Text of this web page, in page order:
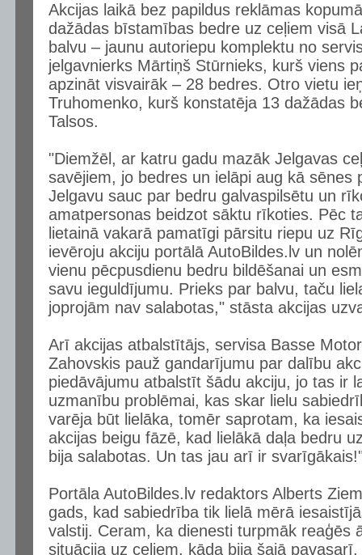
Akcijas laikā bez papildus reklāmas
dažādas bīstamības bedre uz ceļiem visā
balvu – jaunu autoriepu komplektu no
jelgavnierks Mārtiņš Stūrnieks, kurš viens
apzināt visvairāk – 28 bedres. Otro vietu
Truhomenko, kurš konstatēja 13 dažādas
Talsos.
"Diemžēl, ar katru gadu mazāk Jelgavas
savējiem, jo bedres un ielāpi aug kā sēnes
Jelgavu sauc par bedru galvaspilsētu un
amatpersonas beidzot sāktu rīkoties. Pēc
lietainā vakarā pamatīgi pārsitu riepu uz
ievēroju akciju portālā AutoBildes.lv un
vienu pēcpusdienu bedru bildēšanai un
savu ieguldījumu. Prieks par balvu, taču
joprojām nav salabotas," stāsta akcijas
Arī akcijas atbalstītājs, servisa Basse
Zahovskis pauž gandarījumu par dalību
piedāvājumu atbalstīt šādu akciju, jo tas ir
uzmanību problēmai, kas skar lielu
varēja būt lielāka, tomēr saprotam, ka
akcijas beigu fāzē, kad lielākā daļa bedru
bija salabotas. Un tas jau arī ir
Portāla AutoBildes.lv redaktors Alberts
gads, kad sabiedrība tik lielā mērā
valstij. Ceram, ka dienesti turpmāk reaģēs
situācija uz ceļiem, kāda bija šajā